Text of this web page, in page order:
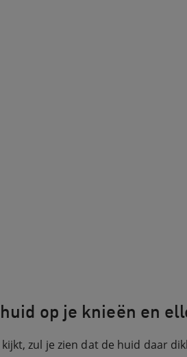
op je knieën en
zul je zien dat de huid daar